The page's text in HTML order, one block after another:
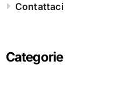
Contattaci
Categorie